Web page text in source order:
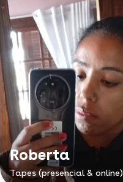
Roberta
Tapes (presencial & online)